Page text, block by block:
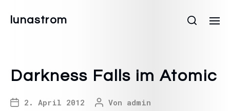
lunastrom
Darkness Falls im Atomic
2. April 2012 Von admin